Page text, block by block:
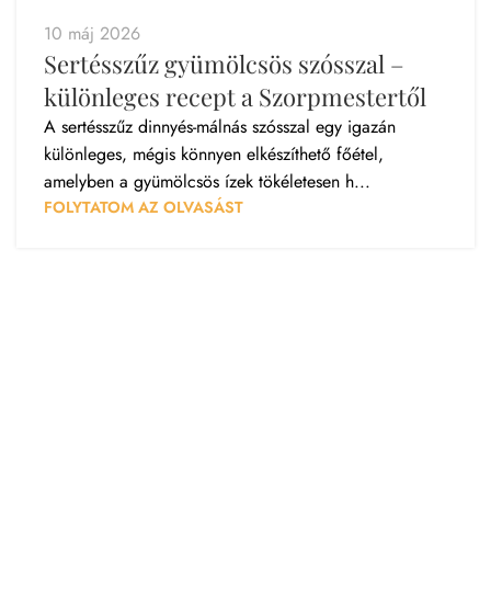
10 máj 2026
Sertésszűz gyümölcsös szósszal –
különleges recept a Szorpmestertől
A sertésszűz dinnyés-málnás szósszal egy igazán
különleges, mégis könnyen elkészíthető főétel,
amelyben a gyümölcsös ízek tökéletesen h...
FOLYTATOM AZ OLVASÁST